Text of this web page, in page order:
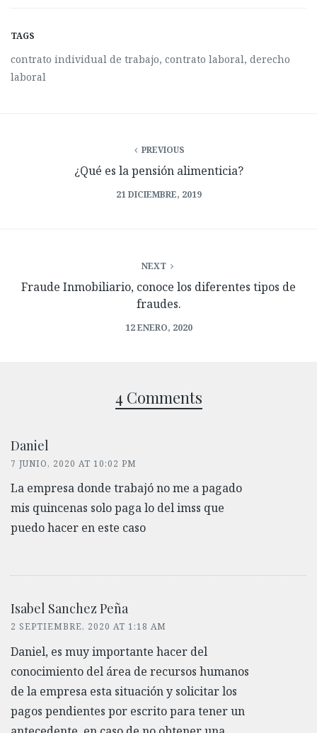
TAGS
contrato individual de trabajo, contrato laboral, derecho
laboral
PREVIOUS
¿Qué es la pensión alimenticia?
21 DICIEMBRE, 2019
NEXT
Fraude Inmobiliario, conoce los diferentes tipos de
fraudes.
12 ENERO, 2020
4 Comments
Daniel
7 JUNIO, 2020 AT 10:02 PM
La empresa donde trabajó no me a pagado
mis quincenas solo paga lo del imss que
puedo hacer en este caso
Isabel Sanchez Peña
2 SEPTIEMBRE, 2020 AT 1:18 AM
Daniel, es muy importante hacer del
conocimiento del área de recursos humanos
de la empresa esta situación y solicitar los
pagos pendientes por escrito para tener un